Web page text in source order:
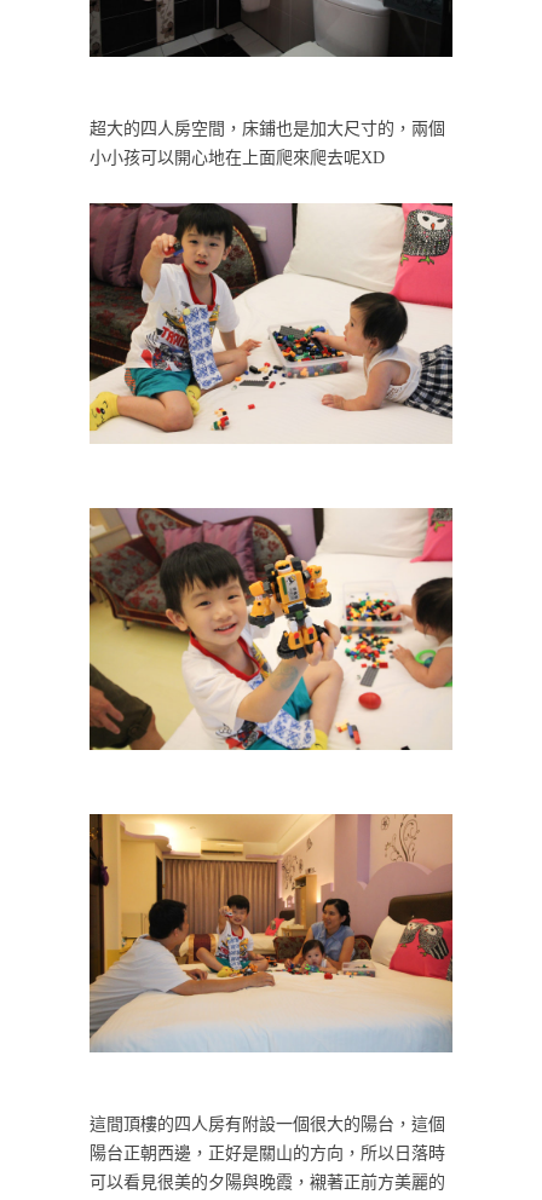
超大的四人房空間，床鋪也是加大尺寸的，兩個
小小孩可以開心地在上面爬來爬去呢XD
這間頂樓的四人房有附設一個很大的陽台，這個
陽台正朝西邊，正好是關山的方向，所以日落時
可以看見很美的夕陽與晚霞，襯著正前方美麗的